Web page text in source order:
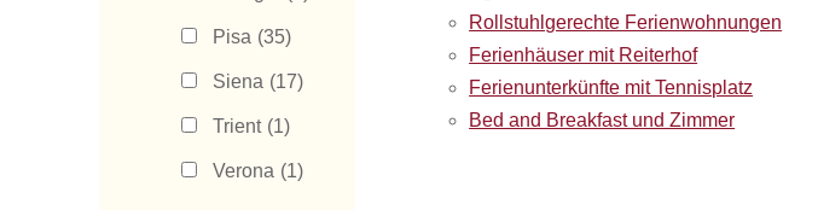
Pisa (35)
Siena (17)
Trient (1)
Verona (1)
Rollstuhlgerechte Ferienwohnungen
Ferienhäuser mit Reiterhof
Ferienunterkünfte mit Tennisplatz
Bed and Breakfast und Zimmer